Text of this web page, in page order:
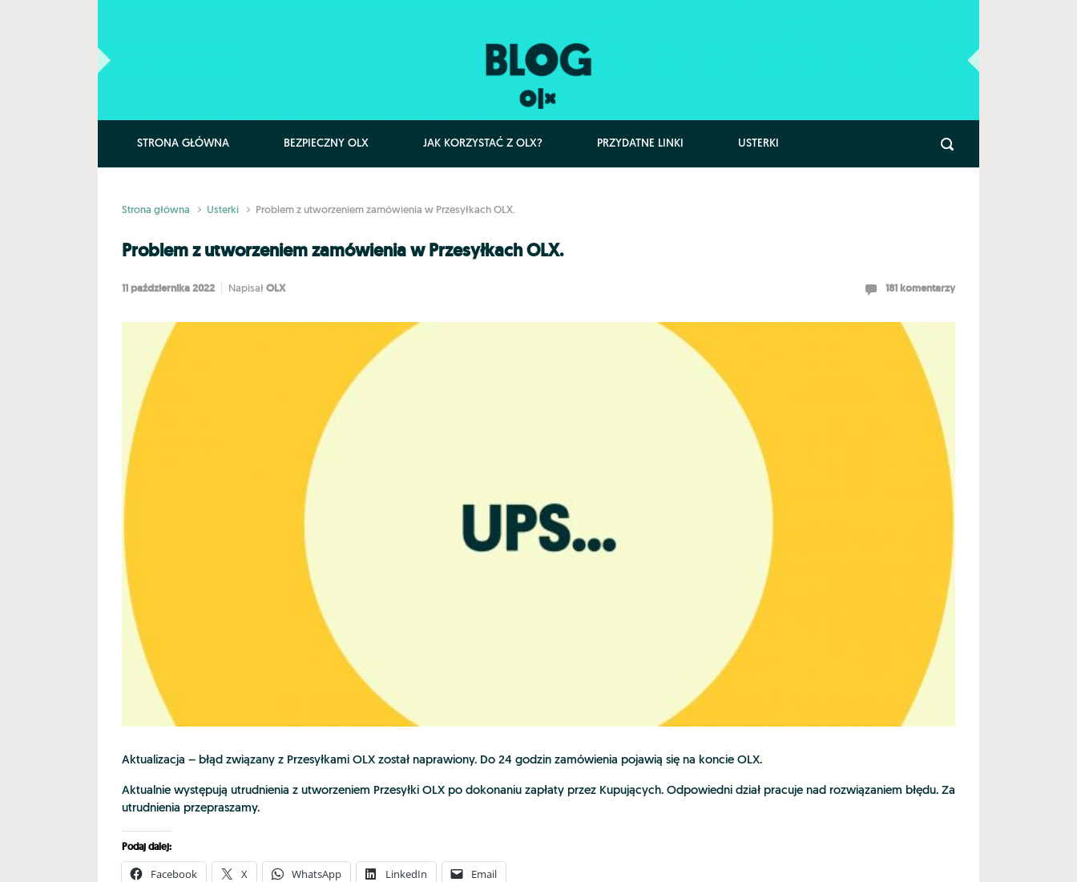
STRONA GŁÓWNA BEZPIECZNY OLX JAK KORZYSTAĆ Z OLX? PRZYDATNE LINKI USTERKI
Strona główna Usterki Problem z utworzeniem zamówienia w Przesyłkach OLX.
Problem z utworzeniem zamówienia w Przesyłkach OLX.
11 października 2022 Napisał OLX 181 komentarzy
Aktualizacja – błąd związany z Przesyłkami OLX został naprawiony. Do 24 godzin zamówienia pojawią się na koncie OLX.
Aktualnie występują utrudnienia z utworzeniem Przesyłki OLX po dokonaniu zapłaty przez Kupujących. Odpowiedni dział pracuje nad rozwiązaniem błędu. Za
utrudnienia przepraszamy.
Podaj dalej:
Facebook X WhatsApp LinkedIn Email